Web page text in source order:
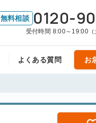
無料相談 0120-
受付時間 8:00～19:00（
よくある質問 お